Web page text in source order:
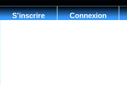
S'inscrire Connexion